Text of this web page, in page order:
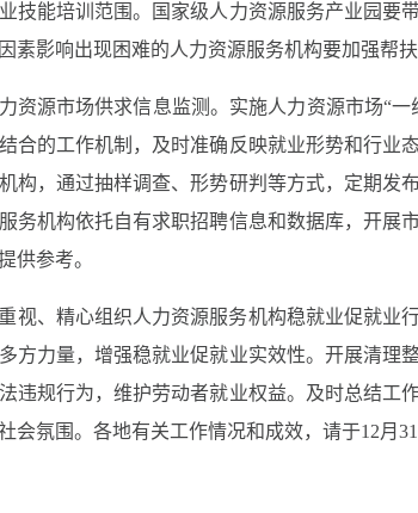
技能培训范围。国家级人力资源服务产业园要
素影响出现困难的人力资源服务机构要加强帮
资源市场供求信息监测。实施人力资源市场“
合的工作机制，及时准确反映就业形势和行业
构，通过抽样调查、形势研判等方式，定期发
务机构依托自有求职招聘信息和数据库，开展
供参考。
视、精心组织人力资源服务机构稳就业促就业
方力量，增强稳就业促就业实效性。开展清理
违规行为，维护劳动者就业权益。及时总结工
会氛围。各地有关工作情况和成效，请于12月